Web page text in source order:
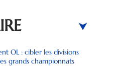
OL : cibler les divisions
grands championnats